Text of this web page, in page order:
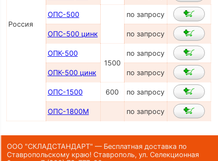
Россия
ОПС-500 по запросу
ОПС-500 цинк по запросу
ОПК-500
1500
по запросу
ОПК-500 цинк по запросу
ОПС-1500 600 по запросу
ОПС-1800М по запросу
ООО "СКЛАДСТАНДАРТ" — Бесплатная доставка по
Ставропольскому краю! Ставрополь, ул. Селекционная